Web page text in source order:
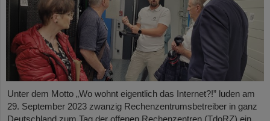
Unter dem Motto „Wo wohnt eigentlich das Internet?!” luden am
29. September 2023 zwanzig Rechenzentrumsbetreiber in ganz